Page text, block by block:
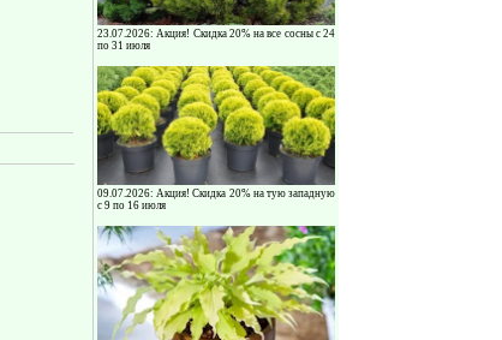
23.07.2026: Акция! Скидка 20% на все сосны с 24
по 31 июля
09.07.2026: Акция! Скидка 20% на тую западную
с 9 по 16 июля